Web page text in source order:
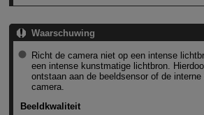
Waarschuwing
Richt de camera niet op een intense
een intense kunstmatige lichtbron.
ontstaan aan de beeldsensor of de interne
camera.
Beeldkwaliteit